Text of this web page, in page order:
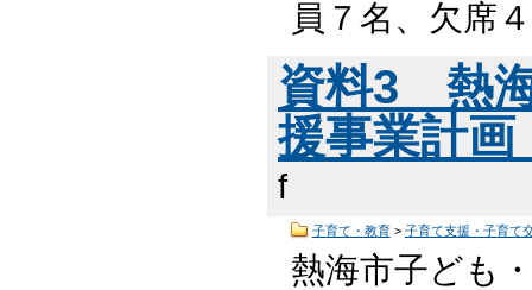
員７名、欠席
資料3 熱
援事業計
f
子育て・教育> 子育て支援・子育て
熱海市子ども